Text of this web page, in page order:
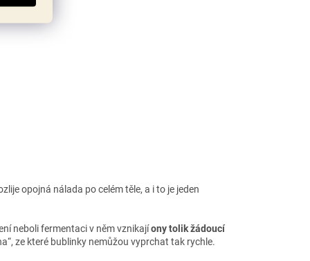
opojná nálada po celém těle, a i to je jeden
neboli fermentaci v něm vznikajíony tolik žádoucí
ze které bublinky nemůžou vyprchat tak rychle.